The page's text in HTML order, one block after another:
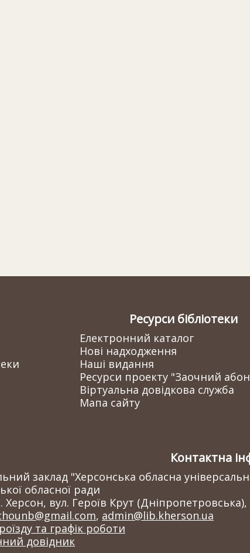
Ресурси бібліотеки
Електронний каталог
Нові надходження
Наші видання
Ресурси проекту "Заочний
Віртуальна довідкова служба
Мапа сайту
Контактна
заклад "Херсонська обласна
обласної ради
Херсон, вул. Героїв Крут (Дніпропетровська),
, admin@lib.kherson.ua
та графік роботи
довідник